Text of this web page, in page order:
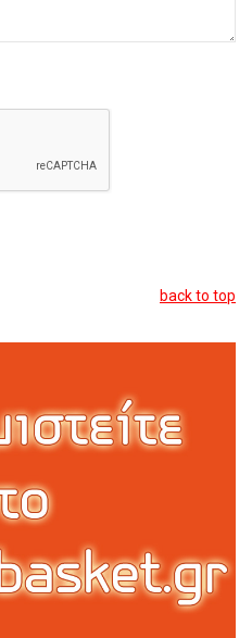
back to top